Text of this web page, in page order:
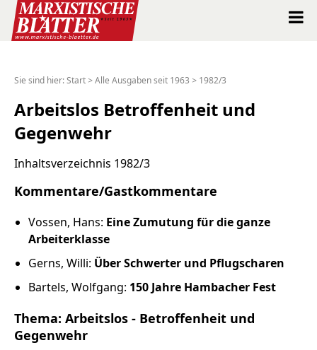
Suche
Shop
Spenden
Über uns
Russland intern
Sie sind hier:Start >Alle Ausgaben seit 1963 > 1982/3
Arbeitslos Betroffenheit und
Gegenwehr
Inhaltsverzeichnis 1982/3
Kommentare/Gastkommentare
Vossen, Hans: Eine Zumutung für die ganze
Arbeiterklasse
Gerns, Willi: Über Schwerter und Pflugscharen
Bartels, Wolfgang: 150 Jahre Hambacher Fest
Thema: Arbeitslos - Betroffenheit und
Gegenwehr